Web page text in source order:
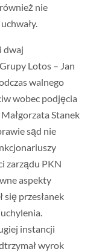
nie
dwaj
Lotos – Jan
walnego
wobec podjęcia
Stanek
sąd nie
zarządu PKN
aspekty
się przesłanek
instancji
wyrok